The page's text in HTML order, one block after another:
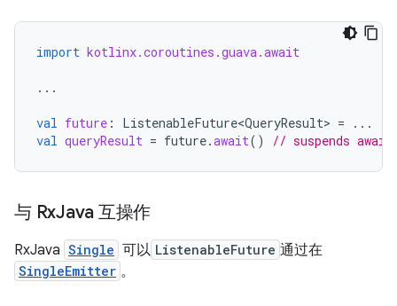
import kotlinx.coroutines.guava.await
...
val future : ListenableFuture<QueryResult> =
...
val queryResult = future.await() // suspends
与 RxJava 互操作
RxJava Single 可以 ListenableFuture 通过在
SingleEmitter 。